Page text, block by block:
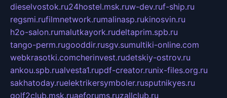
dieselvostok.ru24hostel.msk.ruw-dev.ruf-ship.ru
regsmi.rufilmnetwork.rumalinasp.rukinosvin.ru
h2o-salon.rumalutkayork.rudeltaprim.spb.ru
tango-perm.rugooddir.rusgv.sumultiki-online.com
webkrasotki.comcherinvest.rudetskiy-ostrov.ru
ankou.spb.rualvesta1.rupdf-creator.runix-files.org.ru
sakhatoday.ruelektrikersymboler.rusputnikyes.ru
golf2club.msk.ruaeforums.ruzallclub.ru